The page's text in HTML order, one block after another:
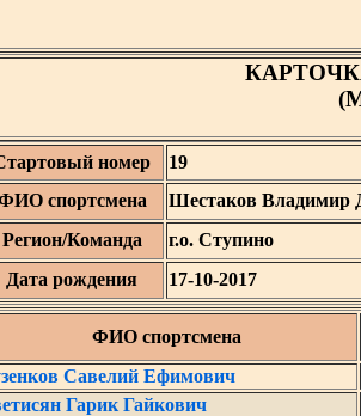
номер 19
спортсмена
Шестаков Владимир
Регион/Команда
г.о. Ступино
Дата рождения
17-10-2017
ФИО спортсмена
Савелий Ефимович
Гарик Гайкович